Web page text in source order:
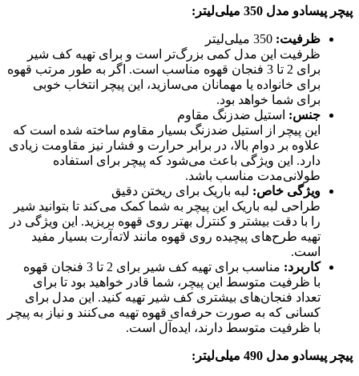
پیچر پیسادو مدل 350 میلی‌لیتر :
ظرفیت:
ظرفیت این مدل کمی بزرگ‌تر است و برای تهیه کف شیر
برای 2 تا 3 فنجان قهوه مناسب است. اگر به طور مرتب قهوه
برای خانواده یا مهمانان می‌سازید، این پیچر انتخاب خوبی
برای شما خواهد بود.
جنس: استیل ضدزنگ مقاوم
این پیچر از استیل ضدزنگ بسیار مقاوم ساخته شده است که
علاوه بر دوام بالا، در برابر حرارت و فشار نیز مقاومت زیادی
دارد. این ویژگی باعث می‌شود که پیچر برای استفاده
طولانی‌مدت مناسب باشد.
ویژگی خاص: لبه باریک برای ریختن دقیق
طراحی لبه باریک این پیچر به شما کمک می‌کند تا بتوانید شیر
را با دقت بیشتر و کنترل بهتر روی قهوه بریزید. این ویژگی در
تهیه طرح‌های پیچیده روی قهوه مانند لاته‌آرت بسیار مفید
است.
کاربرد: مناسب برای تهیه کف شیر برای 2 تا 3 فنجان قهوه
با ظرفیت متوسط این پیچر، شما قادر خواهید بود تا برای
تعداد فنجان‌های بیشتری کف شیر تهیه کنید. این مدل برای
کسانی که به صورت حرفه‌ای قهوه تهیه می‌کنند و نیاز به پیچر
با ظرفیت متوسط دارند، ایده‌آل است.
پیچر پیسادو مدل 490 میلی‌لیتر :